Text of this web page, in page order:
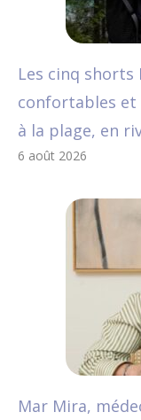
Les cinq shorts
confortables et
à la plage, en
6 août 2026
Mar Mira,